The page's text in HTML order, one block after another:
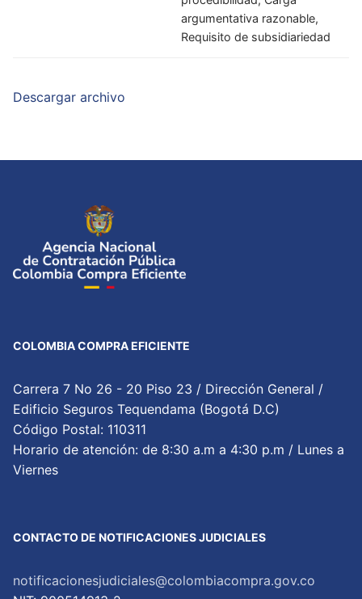
argumentativa razonable,
Requisito de subsidiariedad
Descargar archivo
COLOMBIA COMPRA EFICIENTE
Carrera 7 No 26 - 20 Piso 23 / Dirección General /
Edificio Seguros Tequendama (Bogotá D.C)
Código Postal: 110311
Horario de atención: de 8:30 a.m a 4:30 p.m / Lunes a
Viernes
CONTACTO DE NOTIFICACIONES JUDICIALES
notificacionesjudiciales@colombiacompra.gov.co